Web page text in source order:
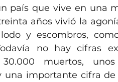
país que vive en una
años vivió la
y escombros,
no hay cifras
muertos,
una importante cifra